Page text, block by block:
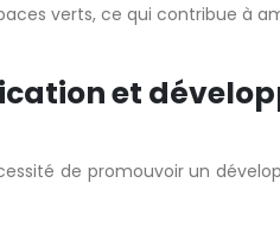
verts, ce qui contribue à
et
de promouvoir un